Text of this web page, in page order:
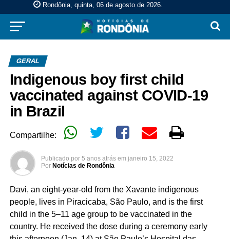
Rondônia, quinta, 06 de agosto de 2026.
GERAL
Indigenous boy first child
vaccinated against COVID-19
in Brazil
Compartilhe:
Publicado por 5 anos atrás em janeiro 15, 2022
Por Notícias de Rondônia
Davi, an eight-year-old from the Xavante indigenous
people, lives in Piracicaba, São Paulo, and is the first
child in the 5–11 age group to be vaccinated in the
country. He received the dose during a ceremony early